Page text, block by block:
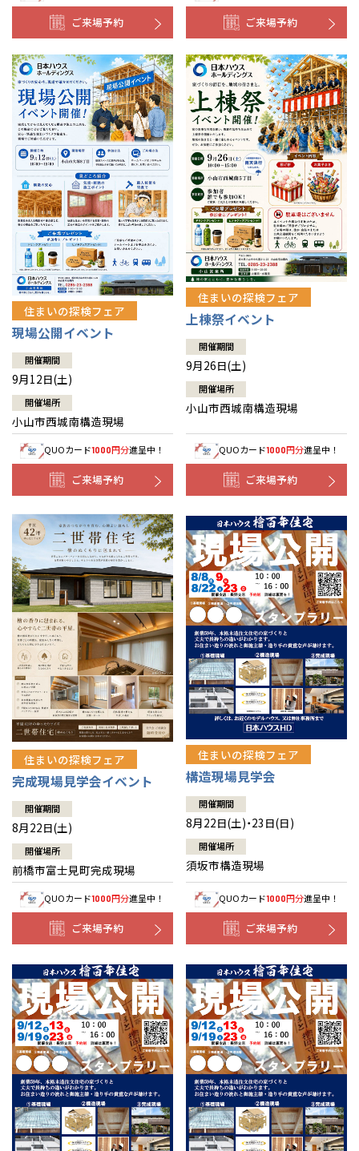
ご来場予約 ご来場予約
住まいの探検フェア
現場公開イベント
開催期間
9月12日(土)
開催場所
小山市西城南構造現場
QUOカード1000円分進呈中！
ご来場予約
住まいの探検フェア
上棟祭イベント
開催期間
9月26日(土)
開催場所
小山市西城南構造現場
QUOカード1000円分進呈中！
ご来場予約
住まいの探検フェア
完成現場見学会イベント
開催期間
8月22日(土)
開催場所
前橋市富士見町完成現場
QUOカード1000円分進呈中！
ご来場予約
住まいの探検フェア
構造現場見学会
開催期間
8月22日(土)・23日(日)
開催場所
須坂市構造現場
QUOカード1000円分進呈中！
ご来場予約